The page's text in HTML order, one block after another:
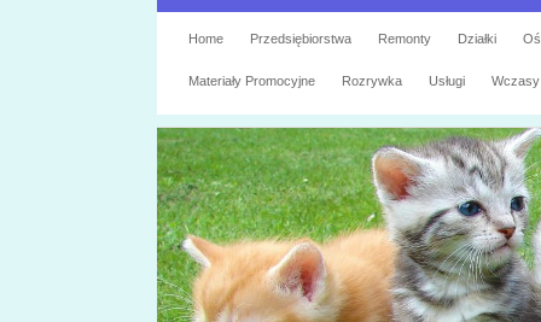
Home Przedsiębiorstwa Remonty Działki
Materiały Promocyjne Rozrywka Usługi Wczasy